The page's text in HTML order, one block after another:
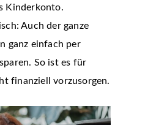
Kinderkonto.
Auch der ganze
ganz einfach per
So ist es für
finanziell vorzusorgen.